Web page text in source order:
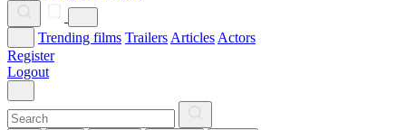
Trending films Trailers Articles Actors
Register
Logout